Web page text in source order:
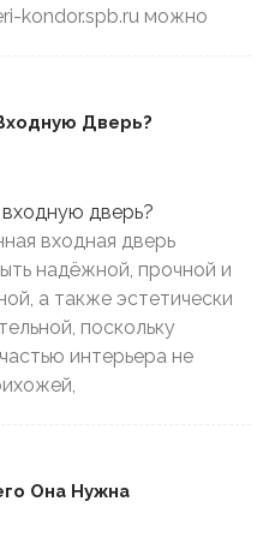
kondor.spb.ru можно
Дверь?
входная дверь
надёжной, прочной и
а также эстетически
поскольку
интерьера не
Она Нужна